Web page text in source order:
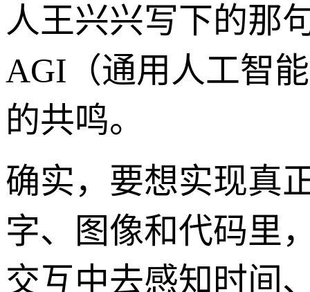
人王兴兴写下的那
AGI（通用人工智
的共鸣。
确实，要想实现真
字、图像和代码里
交互中去感知时间